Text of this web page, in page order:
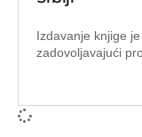
Izdavanje knjige
zadovoljavajući